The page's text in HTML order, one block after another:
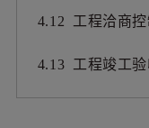
4.12 工程洽商
4.13 工程竣工